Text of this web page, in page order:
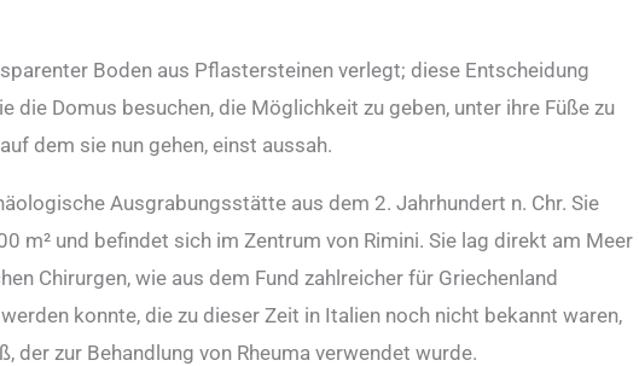
Boden aus Pflastersteinen verlegt; diese Entscheidung
die Domus besuchen, die Möglichkeit zu geben, unter ihre Füße zu
dem sie nun gehen, einst aussah.
Ausgrabungsstätte aus dem 2. Jahrhundert n. Chr. Sie
m² und befindet sich im Zentrum von Rimini. Sie lag direkt am Meer
Chirurgen, wie aus dem Fund zahlreicher für Griechenland
konnte, die zu dieser Zeit in Italien noch nicht bekannt waren,
der zur Behandlung von Rheuma verwendet wurde.